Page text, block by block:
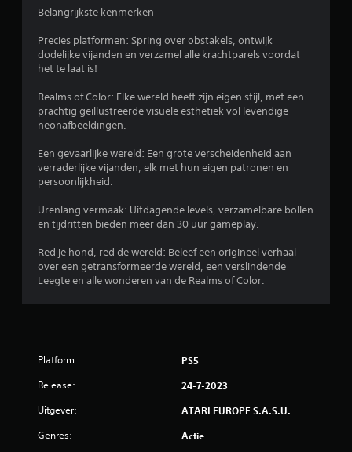
i
g
.
5
/
5
s
r
Belangrijkste kenmerken
Precies platformen: Spring over obstakels, ontwijk
dodelijke vijanden en verzamel alle krachtparels voordat
het te laat is!
Realms of Color: Elke wereld heeft zijn eigen stijl, met een
prachtig geïllustreerde visuele esthetiek vol levendige
neonafbeeldingen.
Een gevaarlijke wereld: Een grote verscheidenheid aan
verraderlijke vijanden, elk met hun eigen patronen en
persoonlijkheid.
Urenlang vermaak: Uitdagende levels, verzamelbare bollen
en tijdritten bieden meer dan 30 uur gameplay.
Red je hond, red de wereld: Beleef een origineel verhaal
over een getransformeerde wereld, een verslindende
Leegte en alle wonderen van de Realms of Color.
Platform: PS5
Release: 24-7-2023
Uitgever: ATARI EUROPE S.A.S.U.
Genres: Actie